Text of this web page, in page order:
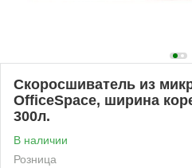
Скоросшиватель из
OfficeSpace, ширина
300л.
В наличии
Розница